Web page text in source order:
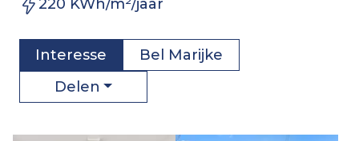
220 KWh/m²/jaar
Interesse Bel Marijke
Delen